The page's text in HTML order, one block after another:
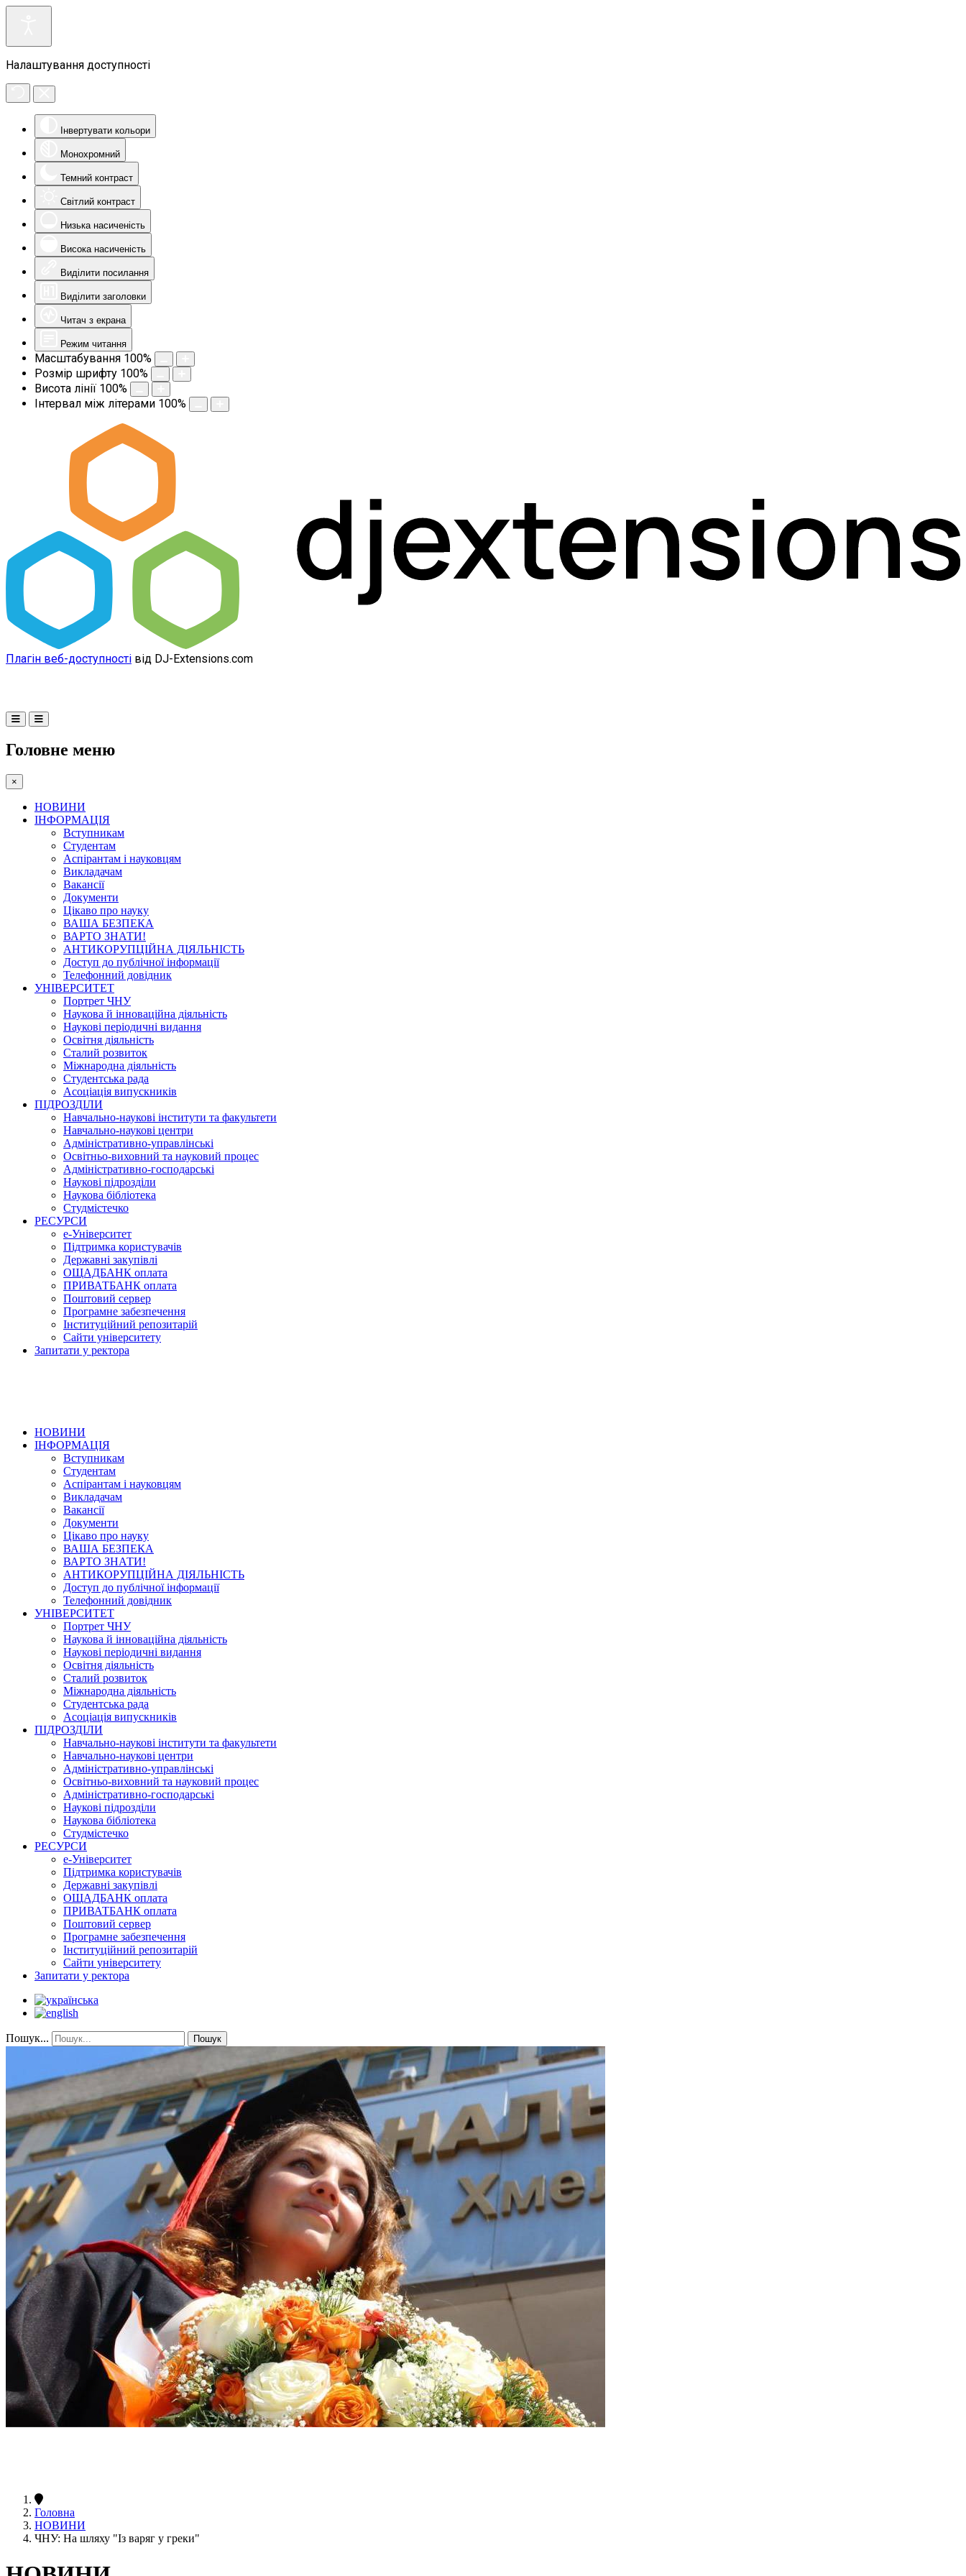
Налаштування доступності
Інвертувати кольори
Монохромний
Темний контраст
Світлий контраст
Низька насиченість
Висока насиченість
Виділити посилання
Виділити заголовки
Читач з екрана
Режим читання
Масштабування 100%
Розмір шрифту 100%
Висота лінії 100%
Інтервал між літерами 100%
Плагін веб-доступності від DJ-Extensions.com
Головне меню
×
НОВИНИ
ІНФОРМАЦІЯ
Вступникам
Студентам
Аспірантам і науковцям
Викладачам
Вакансії
Документи
Цікаво про науку
ВАША БЕЗПЕКА
ВАРТО ЗНАТИ!
АНТИКОРУПЦІЙНА ДІЯЛЬНІСТЬ
Доступ до публічної інформації
Телефонний довідник
УНІВЕРСИТЕТ
Портрет ЧНУ
Наукова й інноваційна діяльність
Наукові періодичні видання
Освітня діяльність
Сталий розвиток
Міжнародна діяльність
Студентська рада
Асоціація випускників
ПІДРОЗДІЛИ
Навчально-наукові інститути та факультети
Навчально-наукові центри
Адміністративно-управлінські
Освітньо-виховний та науковий процес
Адміністративно-господарські
Наукові підрозділи
Наукова бібліотека
Студмістечко
РЕСУРСИ
е-Університет
Підтримка користувачів
Державні закупівлі
ОЩАДБАНК оплата
ПРИВАТБАНК оплата
Поштовий сервер
Програмне забезпечення
Інституційний репозитарій
Сайти університету
Запитати у ректора
НОВИНИ
ІНФОРМАЦІЯ
Вступникам
Студентам
Аспірантам і науковцям
Викладачам
Вакансії
Документи
Цікаво про науку
ВАША БЕЗПЕКА
ВАРТО ЗНАТИ!
АНТИКОРУПЦІЙНА ДІЯЛЬНІСТЬ
Доступ до публічної інформації
Телефонний довідник
УНІВЕРСИТЕТ
Портрет ЧНУ
Наукова й інноваційна діяльність
Наукові періодичні видання
Освітня діяльність
Сталий розвиток
Міжнародна діяльність
Студентська рада
Асоціація випускників
ПІДРОЗДІЛИ
Навчально-наукові інститути та факультети
Навчально-наукові центри
Адміністративно-управлінські
Освітньо-виховний та науковий процес
Адміністративно-господарські
Наукові підрозділи
Наукова бібліотека
Студмістечко
РЕСУРСИ
е-Університет
Підтримка користувачів
Державні закупівлі
ОЩАДБАНК оплата
ПРИВАТБАНК оплата
Поштовий сервер
Програмне забезпечення
Інституційний репозитарій
Сайти університету
Запитати у ректора
Пошук... Пошук
Головна
НОВИНИ
ЧНУ: На шляху "Із варяг у греки"